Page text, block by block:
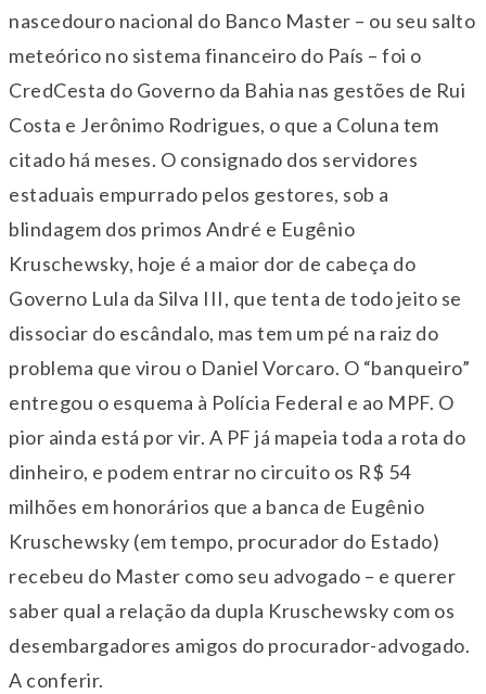
nascedouro nacional do Banco Master – ou seu salto
meteórico no sistema financeiro do País – foi o
CredCesta do Governo da Bahia nas gestões de Rui
Costa e Jerônimo Rodrigues, o que a Coluna tem
citado há meses. O consignado dos servidores
estaduais empurrado pelos gestores, sob a
blindagem dos primos André e Eugênio
Kruschewsky, hoje é a maior dor de cabeça do
Governo Lula da Silva III, que tenta de todo jeito se
dissociar do escândalo, mas tem um pé na raiz do
problema que virou o Daniel Vorcaro. O “banqueiro”
entregou o esquema à Polícia Federal e ao MPF. O
pior ainda está por vir. A PF já mapeia toda a rota do
dinheiro, e podem entrar no circuito os R$ 54
milhões em honorários que a banca de Eugênio
Kruschewsky (em tempo, procurador do Estado)
recebeu do Master como seu advogado – e querer
saber qual a relação da dupla Kruschewsky com os
desembargadores amigos do procurador-advogado.
A conferir.